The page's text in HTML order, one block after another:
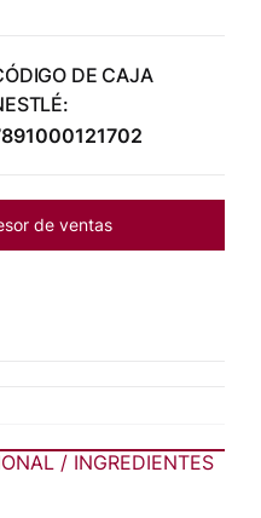
DE CAJA
de ventas
/ INGREDIENTES